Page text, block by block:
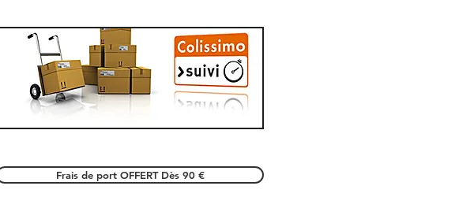
Frais de port OFFERT Dès 90 €